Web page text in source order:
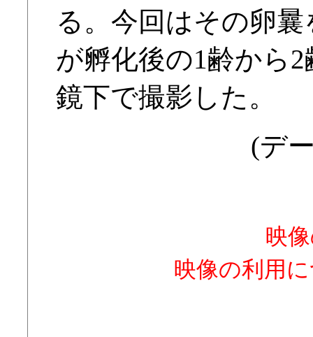
る。今回はその卵
が孵化後の1齢から
鏡下で撮影した。
(デ
映
映像の利用